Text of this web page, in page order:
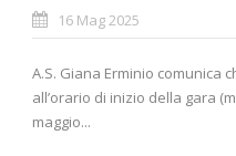
16 Mag 2025
A.S. Giana Erminio comunica
all’orario di inizio della gara
maggio...